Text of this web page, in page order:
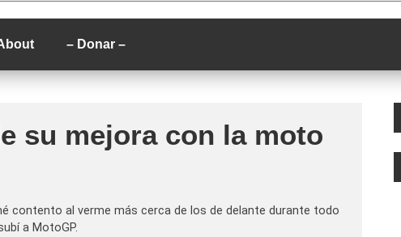
– Donar –
su mejora con la moto
contento al verme más cerca de los de delante durante todo
a MotoGP.